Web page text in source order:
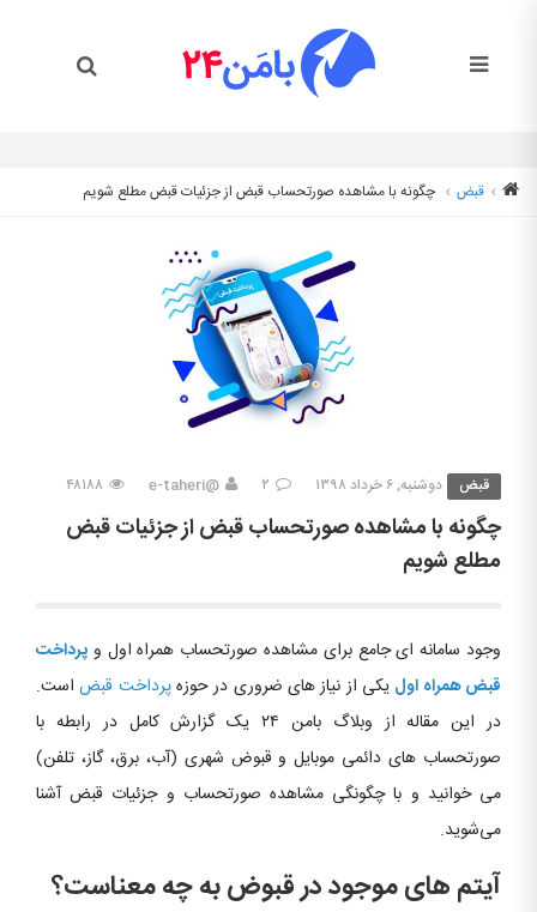
قبض چگونه با مشاهده صورتحساب قبض از جزئیات قبض مطلع شویم
قبض دوشنبه, ۶ خرداد ۱۳۹۸ ۲ @e-taheri ۴۸۱۸۸
چگونه با مشاهده صورتحساب قبض از جزئیات قبض
مطلع شویم
وجود سامانه ای جامع برای مشاهده صورتحساب همراه اول و پرداخت
قبض همراه اول یکی از نیاز های ضروری در حوزهپرداخت قبضاست.
در این مقاله از وبلاگ بامن ۲۴ یک گزارش کامل در رابطه با
صورتحساب­ های دائمی موبایل و قبوض شهری (آب، برق، گاز، تلفن)
می خوانید و با چگونگی مشاهده صورتحساب و جزئیات قبض آشنا
می‌شوید.
آیتم های موجود در قبوض به چه معناست؟